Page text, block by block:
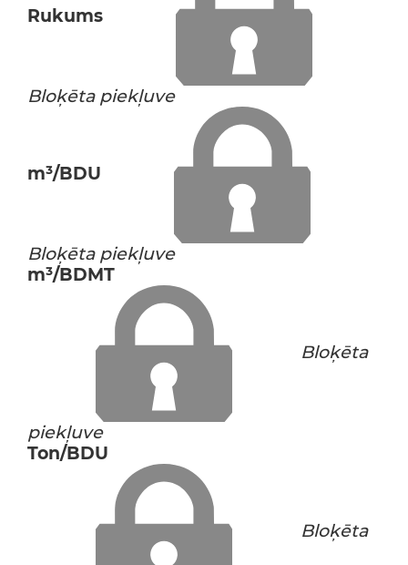
Rukums
Bloķēta piekļuve
m³/BDU
Bloķēta piekļuve
m³/BDMT
Bloķēta
piekļuve
Ton/BDU
Bloķēta